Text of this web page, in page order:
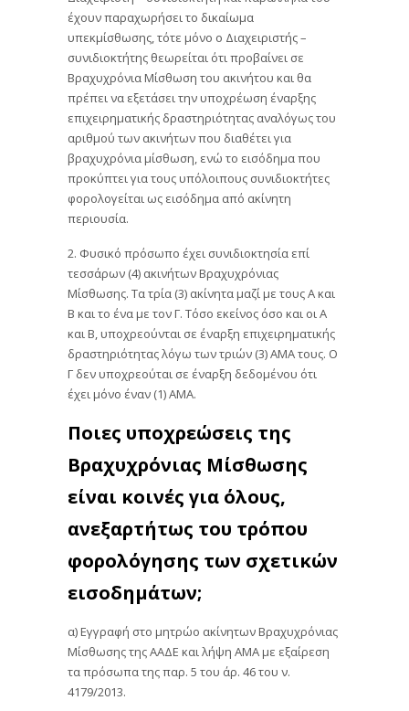
έχουν παραχωρήσει το δικαίωμα
υπεκμίσθωσης, τότε μόνο ο Διαχειριστής –
συνιδιοκτήτης θεωρείται ότι προβαίνει σε
Βραχυχρόνια Μίσθωση του ακινήτου και θα
πρέπει να εξετάσει την υποχρέωση έναρξης
επιχειρηματικής δραστηριότητας αναλόγως του
αριθμού των ακινήτων που διαθέτει για
βραχυχρόνια μίσθωση, ενώ το εισόδημα που
προκύπτει για τους υπόλοιπους συνιδιοκτήτες
φορολογείται ως εισόδημα από ακίνητη
περιουσία.
2. Φυσικό πρόσωπο έχει συνιδιοκτησία επί
τεσσάρων (4) ακινήτων Βραχυχρόνιας
Μίσθωσης. Τα τρία (3) ακίνητα μαζί με τους Α και
Β και το ένα με τον Γ. Τόσο εκείνος όσο και οι Α
και Β, υποχρεούνται σε έναρξη επιχειρηματικής
δραστηριότητας λόγω των τριών (3) ΑΜΑ τους. Ο
Γ δεν υποχρεούται σε έναρξη δεδομένου ότι
έχει μόνο έναν (1) ΑΜΑ.
Ποιες υποχρεώσεις της
Βραχυχρόνιας Μίσθωσης
είναι κοινές για όλους,
ανεξαρτήτως του τρόπου
φορολόγησης των σχετικών
εισοδημάτων;
α) Εγγραφή στο μητρώο ακίνητων Βραχυχρόνιας
Μίσθωσης της ΑΑΔΕ και λήψη ΑΜΑ με εξαίρεση
τα πρόσωπα της παρ. 5 του άρ. 46 του ν.
4179/2013.